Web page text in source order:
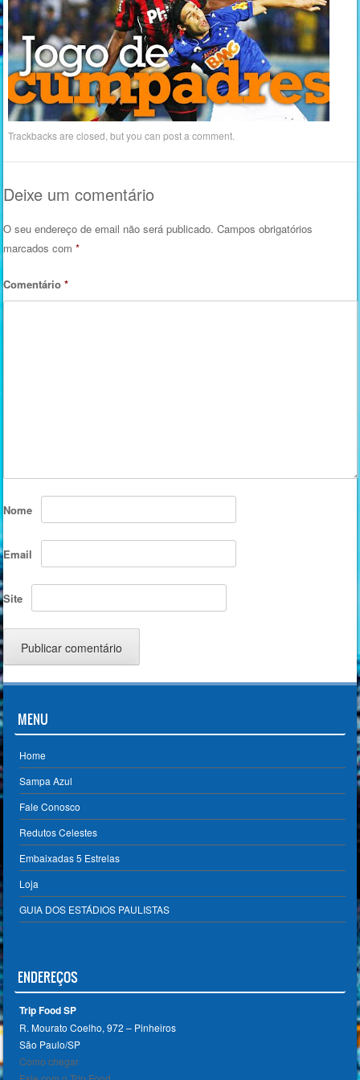
Trackbacks are closed, but you canpost a comment
Deixe um comentário
O seu endereço de email não será publicado. Campos obrigatórios
marcados com*
Comentário*
Nome
Email
Site
MENU
Home
Sampa Azul
Fale Conosco
Redutos Celestes
Embaixadas 5 Estrelas
Loja
GUIA DOS ESTÁDIOS PAULISTAS
ENDEREÇOS
Trip Food SP
R. Mourato Coelho, 972 – Pinheiros
São Paulo/SP ‎
Como chegar